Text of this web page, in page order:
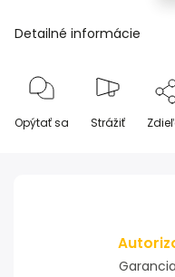
Detailné informácie
Opýtať sa Strážiť